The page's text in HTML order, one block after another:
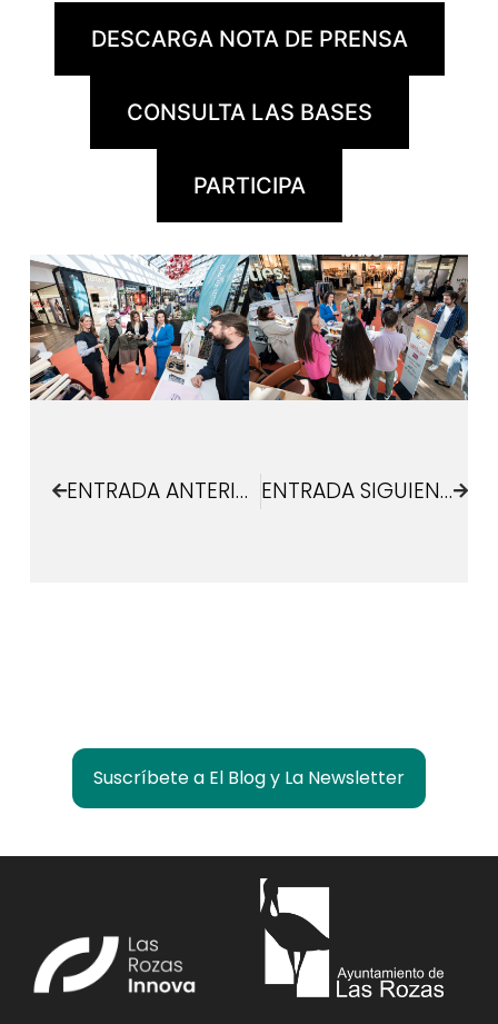
DESCARGA NOTA DE PRENSA
CONSULTA LAS BASES
PARTICIPA
ENTRADA ANTERIOR ENTRADA SIGUIENTE
Suscríbete a El Blog y La Newsletter